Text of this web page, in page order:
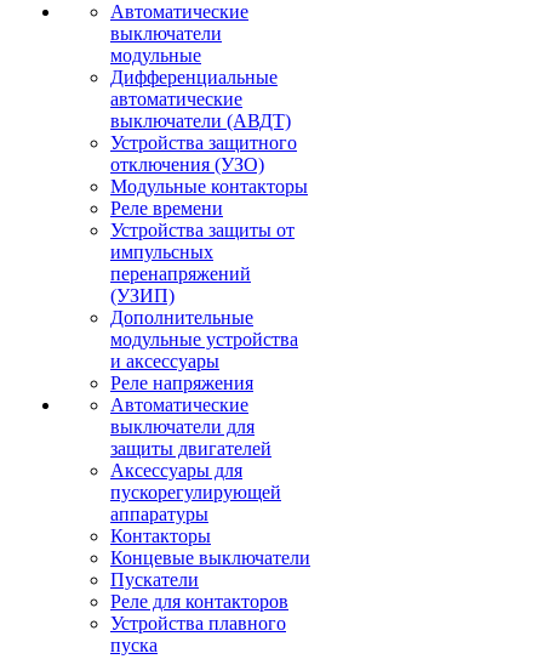
Автоматические
выключатели
модульные
Дифференциальные
автоматические
выключатели (АВДТ)
Устройства защитного
отключения (УЗО)
Модульные контакторы
Реле времени
Устройства защиты от
импульсных
перенапряжений
(УЗИП)
Дополнительные
модульные устройства
и аксессуары
Реле напряжения
Автоматические
выключатели для
защиты двигателей
Аксессуары для
пускорегулирующей
аппаратуры
Контакторы
Концевые выключатели
Пускатели
Реле для контакторов
Устройства плавного
пуска